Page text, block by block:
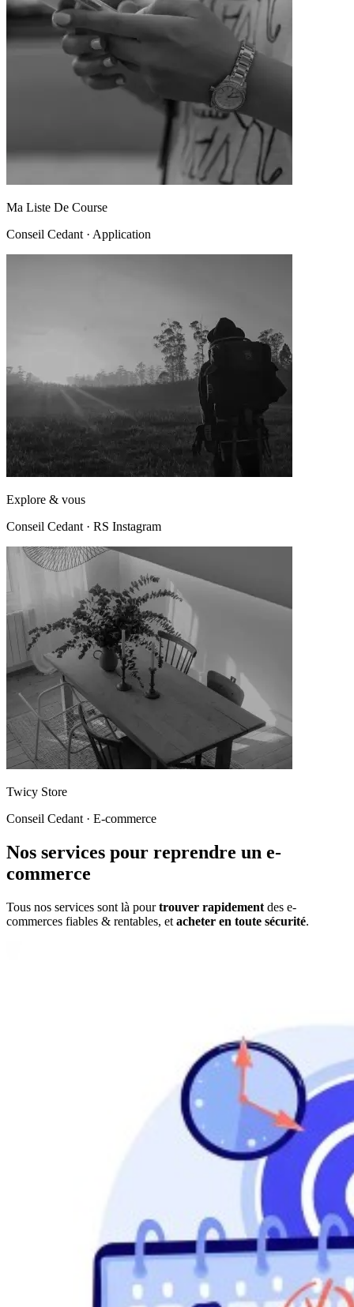
Ma Liste De Course
Conseil Cedant · Application
Explore & vous
Conseil Cedant · RS Instagram
Twicy Store
Conseil Cedant · E-commerce
Nos services pour reprendre un e-
commerce
Tous nos services sont là pourtrouver rapidement des e-
commerces fiables & rentables, et acheter en toute sécurité.